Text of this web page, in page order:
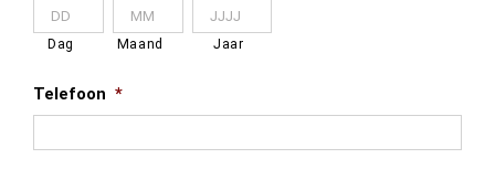
Dag Maand Jaar
Telefoon *